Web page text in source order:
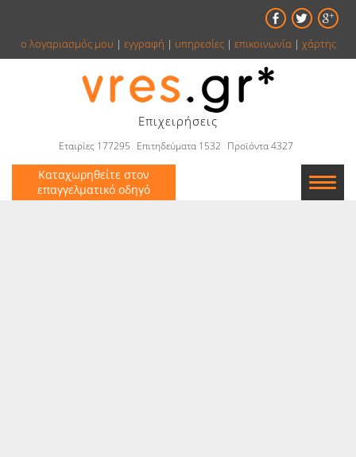
ο λογαριασμός μου | εγγραφή | υπηρεσίες| επικοινωνία| χάρτης
Επιχειρήσεις
Εταιρίες 177295 Επιτηδεύματα 1532 Προϊόντα 4327
Καταχωρηθείτε στον
επαγγελματικό οδηγό